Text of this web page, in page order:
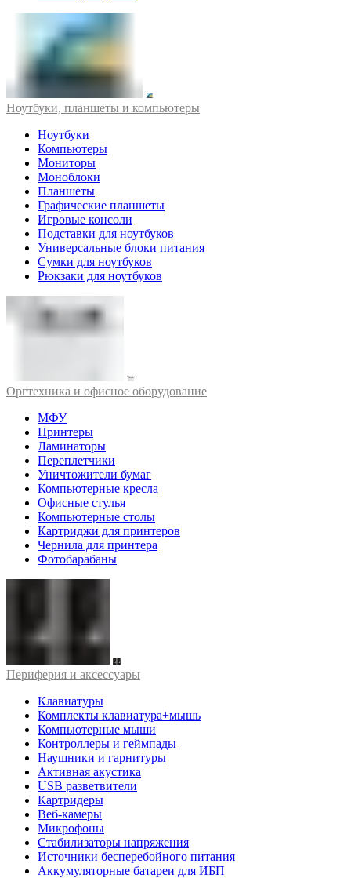
Ноутбуки, планшеты и компьютеры
Ноутбуки
Компьютеры
Мониторы
Моноблоки
Планшеты
Графические планшеты
Игровые консоли
Подставки для ноутбуков
Универсальные блоки питания
Сумки для ноутбуков
Рюкзаки для ноутбуков
Оргтехника и офисное оборудование
МФУ
Принтеры
Ламинаторы
Переплетчики
Уничтожители бумаг
Компьютерные кресла
Офисные стулья
Компьютерные столы
Картриджи для принтеров
Чернила для принтера
Фотобарабаны
Периферия и аксессуары
Клавиатуры
Комплекты клавиатура+мышь
Компьютерные мыши
Контроллеры и геймпады
Наушники и гарнитуры
Активная акустика
USB разветвители
Картридеры
Веб-камеры
Микрофоны
Стабилизаторы напряжения
Источники бесперебойного питания
Аккумуляторные батареи для ИБП